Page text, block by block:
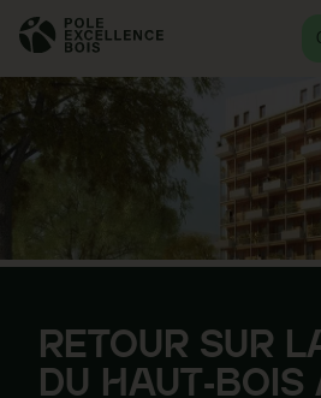
RETOUR SUR
DU HAUT-BOIS